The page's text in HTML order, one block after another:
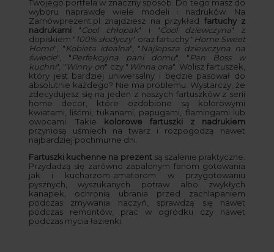
Twojego portfela w znaczny sposób. Do tego masz do
wyboru naprawdę wiele modeli i nadruków. Na
Zamówprezent.pl znajdziesz na przykład fartuchy z
nadrukami"Cool chłopak" i "Cool dziewczyna" z
dopiskiem "100% słodyczy" oraz fartuchy "Home Sweet
Home", "Kobieta idealna", "Najlepsza dziewczyna na
świecie", "Perfekcyjna pani domu", "Pan Boss w
kuchni", " Winny on" czy " Winna ona". Wolisz fartuszek,
który jest bardziej uniwersalny i będzie pasował do
absolutnie każdego? Nie ma problemu. Wystarczy, że
zdecydujesz się na jeden z naszych fartuszków z serii
home decor, które ozdobione są kolorowymi
kwiatami, liśćmi, tukanami, papugami, flamingami lub
owocami. Takie kolorowe fartuszki z nadrukiem
przyniosą uśmiech na twarz i rozpogodzą nawet
najbardziej pochmurne dni.
Fartuszki kuchenne na prezentsą szalenie praktyczne.
Przydadzą się zarówno zapalonym fanom gotowania
jak i kucharzom-amatorom w przygotowaniu
pysznych, wyszukanych potraw albo zwykłych
kanapek, ochronią ubrania przed zachlapaniem
podczas zmywania naczyń, sprawdzą się nawet
podczas remontów, prac w ogródku czy nawet
podczas mycia łazienki.